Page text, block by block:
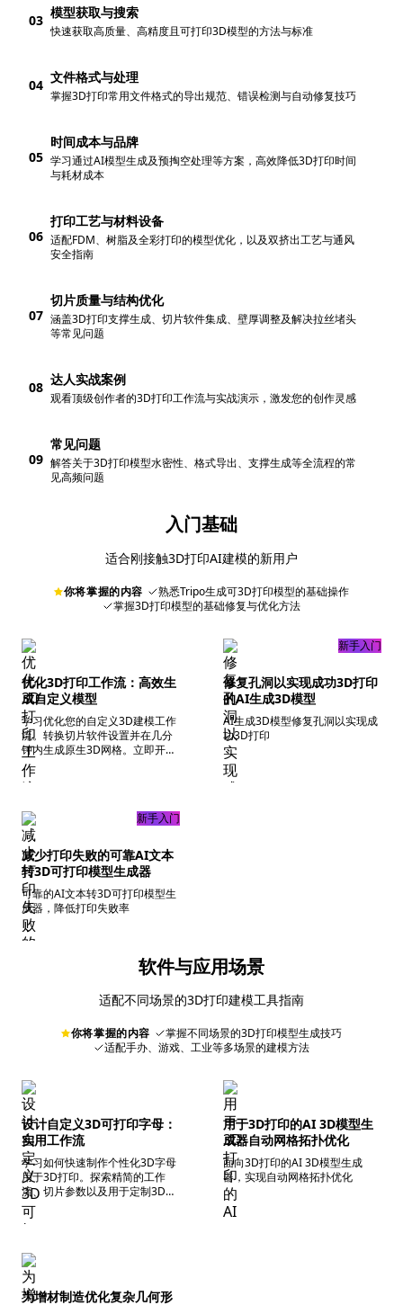
03 模型获取与搜索
快速获取高质量、高精度且可打印3D模型的方法与标准
04 文件格式与处理
掌握3D打印常用文件格式的导出规范、错误检测与自动修复技巧
05
时间成本与品牌
学习通过AI模型生成及预掏空处理等方案，高效降低3D打印时间
与耗材成本
06
打印工艺与材料设备
适配FDM、树脂及全彩打印的模型优化，以及双挤出工艺与通风
安全指南
07
切片质量与结构优化
涵盖3D打印支撑生成、切片软件集成、壁厚调整及解决拉丝堵头
等常见问题
08 达人实战案例
观看顶级创作者的3D打印工作流与实战演示，激发您的创作灵感
09
常见问题
解答关于3D打印模型水密性、格式导出、支撑生成等全流程的常
见高频问题
入门基础
适合刚接触3D打印AI建模的新用户
你将掌握的内容
熟悉Tripo生成可3D打印模型的基础操作
掌握3D打印模型的基础修复与优化方法
优化3D打印工作流：高效生
成自定义模型
学习优化您的自定义3D建模工作
流。转换切片软件设置并在几分
钟内生成原生3D网格。立即开始
创作！
新手入门
修复孔洞以实现成功3D打印
的AI生成3D模型
AI生成3D模型修复孔洞以实现成
功3D打印
新手入门
减少打印失败的可靠AI文本
转3D可打印模型生成器
可靠的AI文本转3D可打印模型生
成器，降低打印失败率
软件与应用场景
适配不同场景的3D打印建模工具指南
你将掌握的内容
掌握不同场景的3D打印模型生成技巧
适配手办、游戏、工业等多场景的建模方法
设计自定义3D可打印字母：
实用工作流
学习如何快速制作个性化3D字母
用于3D打印。探索精简的工作
流、切片参数以及用于定制3D文
本模型的AI工具。
用于3D打印的AI 3D模型生
成器自动网格拓扑优化
面向3D打印的AI 3D模型生成
器，实现自动网格拓扑优化
为增材制造优化复杂几何形